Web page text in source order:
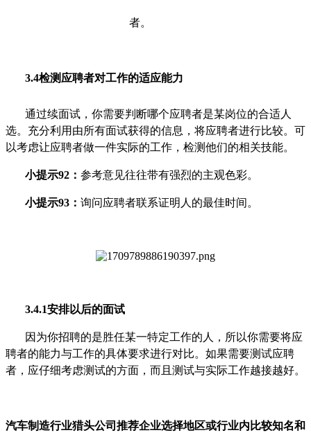
者。
3.4检测应聘者对工作的适应能力
通过续面试，你需要判断哪个应聘者是某岗位的合适人
选。充分利用由所有面试获得的信息，将应聘者进行比较。可
以考虑让应聘者做一件实际的工作，检测他们的相关技能。
小提示92： 参考意见往往带有强烈的主观色彩。
小提示93： 询问应聘者联系证明人的最佳时间。
3.4.1安排以后的面试
因为你招聘的是胜任某一特定工作的人，所以你需要将应
聘者的能力与工作的具体要求进行对比。如果需要测试应聘
者，应仔细考虑测试的方面，而且测试与实际工作越接越好。
汽车制造行业猎头公司推荐企业选择地区或行业内比较知名和